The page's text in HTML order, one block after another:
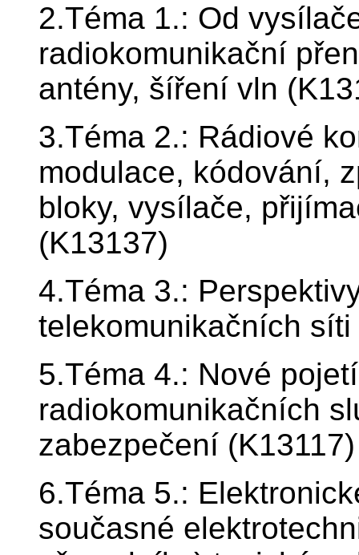
2.Téma 1.: Od
radiokomunikační
antény, šíření vln
3.Téma 2.: Rádiové
modulace, kódování,
bloky, vysílače,
(K13137)
4.Téma 3.:
telekomunikačních síti
5.Téma 4.: Nové
radiokomunikačních
zabezpečení (K13117)
6.Téma 5.:
současné